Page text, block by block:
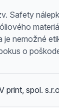
Safety
je nemožné
o
print, spol.